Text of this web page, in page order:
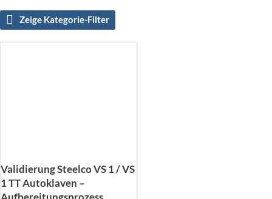
Zeige Kategorie-Filter
Validierung Steelco VS 1 / VS
1 TT Autoklaven –